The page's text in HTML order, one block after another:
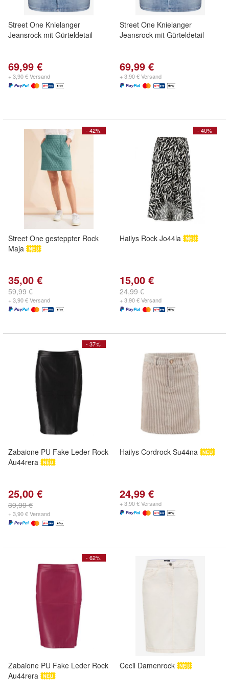
Street One Knielanger
Jeansrock mit Gürteldetail
69,99 €
+ 3,90 € Versand
Street One Knielanger
Jeansrock mit Gürteldetail
69,99 €
+ 3,90 € Versand
- 42%
Street One gesteppter Rock
Maja
35,00 €
59,99 €
+ 3,90 € Versand
- 40%
Hailys Rock Jo44la
15,00 €
24,99 €
+ 3,90 € Versand
- 37%
Zabaione PU Fake Leder Rock
Au44rera
25,00 €
39,99 €
+ 3,90 € Versand
Hailys Cordrock Su44na
24,99 €
+ 3,90 € Versand
- 62%
Zabaione PU Fake Leder Rock
Au44rera
Cecil Damenrock